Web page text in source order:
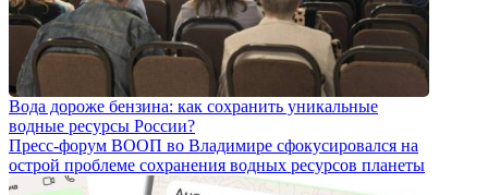
Вода дороже бензина: как сохранить уникальные
водные ресурсы России?
Пресс-форум ВООП во Владимире сфокусировался на
острой проблеме сохранения водных ресурсов планеты